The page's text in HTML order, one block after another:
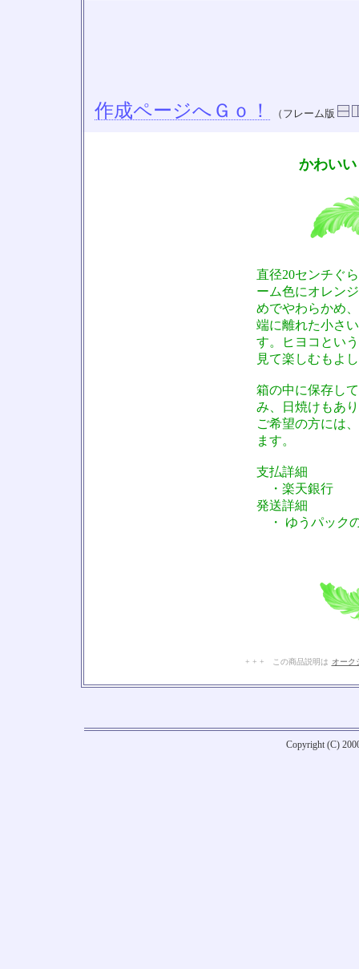
作成ページへＧｏ！ （フレーム版
かわい
直径20センチぐ
ーム色にオレン
めでやわらかめ
端に離れた小さ
す。ヒヨコとい
見て楽しむもよ
箱の中に保存し
み、日焼けもあ
ご希望の方には
ます。
支払詳細
・楽天銀行
発送詳細
・ ゆうパック
+ + + この商品説明は オーク
Copyright (C)